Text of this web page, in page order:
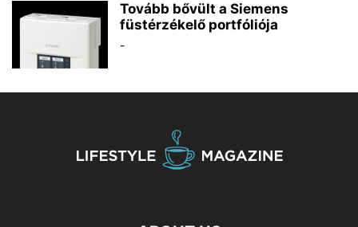
Tovább bővült a Siemens
füstérzékelő portfóliója
-